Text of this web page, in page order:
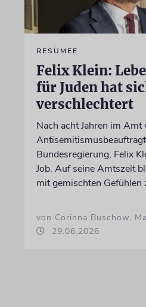
RESÜMEE
Felix Klein:
für Juden hat
verschlechtert
Nach acht Jahren im Amt
Bundesregierung, Felix
Job. Auf seine Amtszeit
mit gemischten Gefühlen
von Corinna Buschow,
29.06.2026